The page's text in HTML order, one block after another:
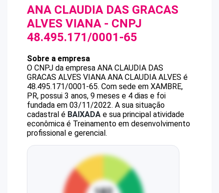
ANA CLAUDIA DAS GRACAS
ALVES VIANA - CNPJ
48.495.171/0001-65
Sobre a empresa
O CNPJ da empresa ANA CLAUDIA DAS
GRACAS ALVES VIANA ANA CLAUDIA ALVES é
48.495.171/0001-65. Com sede em XAMBRE,
PR, possui 3 anos, 9 meses e 4 dias e foi
fundada em 03/11/2022. A sua situação
cadastral é BAIXADA e sua principal atividade
econômica é Treinamento em desenvolvimento
profissional e gerencial.